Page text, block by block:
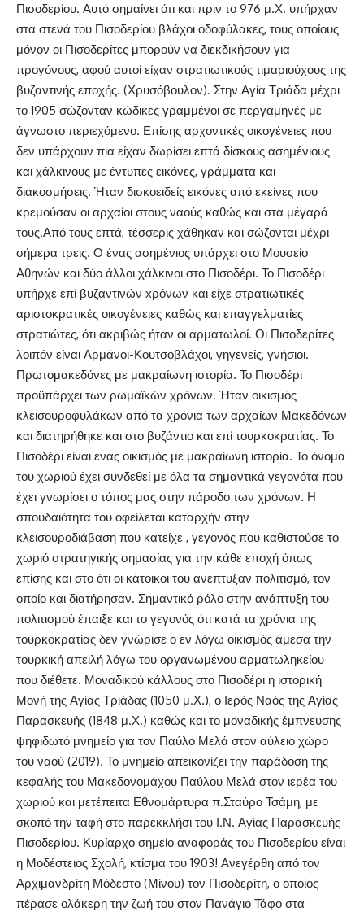
Πισοδερίου. Αυτό σημαίνει ότι και πριν το 976 μ.Χ. υπήρχαν
στα στενά του Πισοδερίου βλάχοι οδοφύλακες, τους οποίους
μόνον οι Πισοδερίτες μπορούν να διεκδικήσουν για
προγόνους, αφού αυτοί είχαν στρατιωτικούς τιμαριούχους της
βυζαντινής εποχής. (Χρυσόβουλον). Στην Αγία Τριάδα μέχρι
το 1905 σώζονταν κώδικες γραμμένοι σε περγαμηνές με
άγνωστο περιεχόμενο. Επίσης αρχοντικές οικογένειες που
δεν υπάρχουν πια είχαν δωρίσει επτά δίσκους ασημένιους
και χάλκινους με έντυπες εικόνες, γράμματα και
διακοσμήσεις. Ήταν δισκοειδείς εικόνες από εκείνες που
κρεμούσαν οι αρχαίοι στους ναούς καθώς και στα μέγαρά
τους.Από τους επτά, τέσσερις χάθηκαν και σώζονται μέχρι
σήμερα τρεις. Ο ένας ασημένιος υπάρχει στο Μουσείο
Αθηνών και δύο άλλοι χάλκινοι στο Πισοδέρι. Το Πισοδέρι
υπήρχε επί βυζαντινών xρόνων και είχε στρατιωτικές
αριστοκρατικές οικογένειες καθώς και επαγγελματίες
στρατιώτες, ότι ακριβώς ήταν οι αρματωλοί. Οι Πισοδερίτες
λοιπόν είναι Αρμάνοι-Κουτσοβλάχοι, γηγενείς, γνήσιοι.
Πρωτομακεδόνες με μακραίωνη ιστορία. Το Πισοδέρι
προϋπάρχει των ρωμαϊκών χρόνων. Ήταν οικισμός
κλεισουροφυλάκων από τα χρόνια των αρχαίων Μακεδόνων
και διατηρήθηκε και στο βυζάντιο και επί τουρκοκρατίας. Το
Πισοδέρι είναι ένας οικισμός με μακραίωνη ιστορία. Το όνομα
του χωριού έχει συνδεθεί με όλα τα σημαντικά γεγονότα που
έχει γνωρίσει ο τόπος μας στην πάροδο των χρόνων. Η
σπουδαιότητα του οφείλεται καταρχήν στην
κλεισουροδιάβαση που κατείχε , γεγονός που καθιστούσε το
χωριό στρατηγικής σημασίας για την κάθε εποχή όπως
επίσης και στο ότι οι κάτοικοι του ανέπτυξαν πολιτισμό, τον
οποίο και διατήρησαν. Σημαντικό ρόλο στην ανάπτυξη του
πολιτισμού έπαιξε και το γεγονός ότι κατά τα χρόνια της
τουρκοκρατίας δεν γνώρισε ο εν λόγω οικισμός άμεσα την
τουρκική απειλή λόγω του οργανωμένου αρματωληκείου
που διέθετε. Μοναδικού κάλλους στο Πισοδέρι η ιστορική
Μονή της Αγίας Τριάδας (1050 μ.Χ.), ο Ιερός Ναός της Αγίας
Παρασκευής (1848 μ.Χ.) καθώς και το μοναδικής έμπνευσης
ψηφιδωτό μνημείο για τον Παύλο Μελά στον αύλειο χώρο
του ναού (2019). Το μνημείο απεικονίζει την παράδοση της
κεφαλής του Μακεδονομάχου Παύλου Μελά στον ιερέα του
χωριού και μετέπειτα Εθνομάρτυρα π.Σταύρο Τσάμη, με
σκοπό την ταφή στο παρεκκλήσι του Ι.Ν. Αγίας Παρασκευής
Πισοδερίου. Κυρίαρχο σημείο αναφοράς του Πισοδερίου είναι
η Μοδέστειος Σχολή, κτίσμα του 1903! Ανεγέρθη από τον
Αρχιμανδρίτη Μόδεστο (Μίνου) τον Πισοδερίτη, ο οποίος
πέρασε ολάκερη την ζωή του στον Πανάγιο Τάφο στα